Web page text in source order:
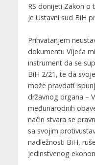
RS donijeti Zakon o
je Ustavni sud BiH
Prihvatanjem
dokumentu Vijeća
instrument da se
BiH 2/21, te da
može pravdati
državnog organa –
međunarodnih
način stvara se
sa svojim
nadležnosti BiH,
jedinstvenog